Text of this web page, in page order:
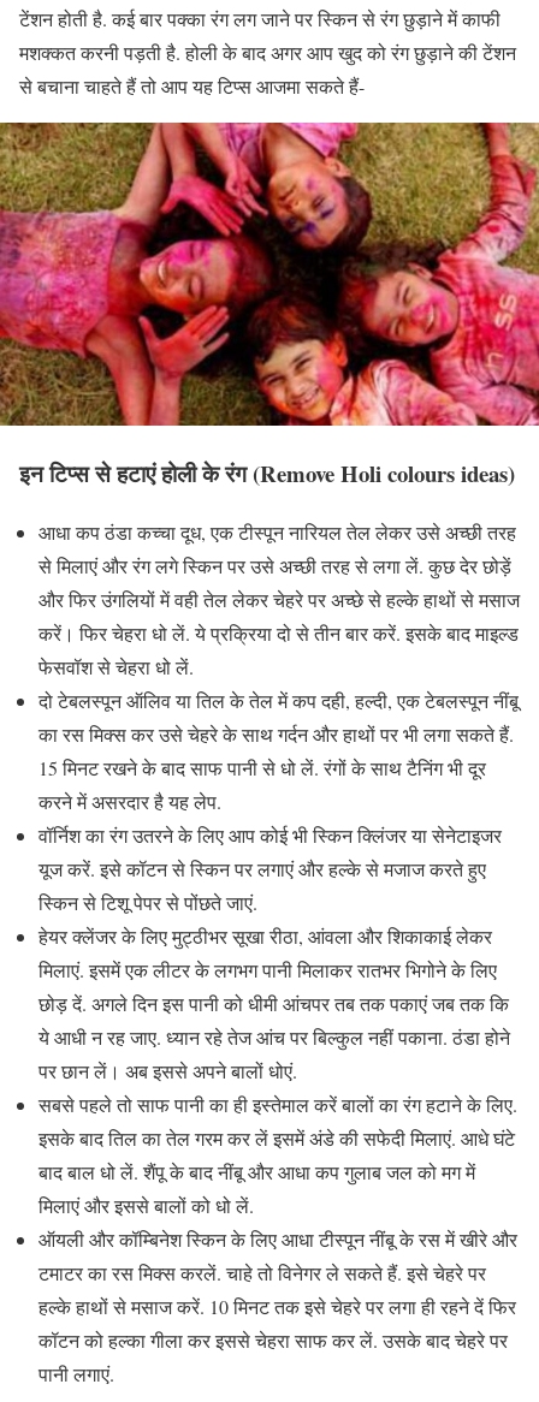
टेंशन होती है. कई बार पक्का रंग लग जाने पर स्किन से रंग छुड़ाने में काफी
मशक्कत करनी पड़ती है. होली के बाद अगर आप खुद को रंग छुड़ाने की टेंशन
से बचाना चाहते हैं तो आप यह टिप्स आजमा सकते हैं-
इन टिप्स से हटाएं होली के रंग(Remove Holi colours ideas)
आधा कप ठंडा कच्चा दूध, एक टीस्पून नारियल तेल लेकर उसे अच्छी तरह
से मिलाएं और रंग लगे स्किन पर उसे अच्छी तरह से लगा लें. कुछ देर छोड़ें
और फिर उंगलियों में वही तेल लेकर चेहरे पर अच्छे से हल्के हाथों से मसाज
करें। फिर चेहरा धो लें. ये प्रक्रिया दो से तीन बार करें. इसके बाद माइल्ड
फेसवॉश से चेहरा धो लें.
दो टेबलस्पून ऑलिव या तिल के तेल में कप दही, हल्दी, एक टेबलस्पून नींबू
का रस मिक्स कर उसे चेहरे के साथ गर्दन और हाथों पर भी लगा सकते हैं.
15 मिनट रखने के बाद साफ पानी से धो लें. रंगों के साथ टैनिंग भी दूर
करने में असरदार है यह लेप.
वॉर्निश का रंग उतरने के लिए आप कोई भी स्किन क्लिंजर या सेनेटाइजर
यूज करें. इसे कॉटन से स्किन पर लगाएं और हल्के से मजाज करते हुए
स्किन से टिशू पेपर से पोंछते जाएं.
हेयर क्लेंजर के लिए मुट्ठीभर सूखा रीठा, आंवला और शिकाकाई लेकर
मिलाएं. इसमें एक लीटर के लगभग पानी मिलाकर रातभर भिगोने के लिए
छोड़ दें. अगले दिन इस पानी को धीमी आंचपर तब तक पकाएं जब तक कि
ये आधी न रह जाए. ध्यान रहे तेज आंच पर बिल्कुल नहीं पकाना. ठंडा होने
पर छान लें। अब इससे अपने बालों धोएं.
सबसे पहले तो साफ पानी का ही इस्तेमाल करें बालों का रंग हटाने के लिए.
इसके बाद तिल का तेल गरम कर लें इसमें अंडे की सफेदी मिलाएं. आधे घंटे
बाद बाल धो लें. शैंपू के बाद नींबू और आधा कप गुलाब जल को मग में
मिलाएं और इससे बालों को धो लें.
ऑयली और कॉम्बिनेश स्किन के लिए आधा टीस्पून नींबू के रस में खीरे और
टमाटर का रस मिक्स करलें. चाहे तो विनेगर ले सकते हैं. इसे चेहरे पर
हल्के हाथों से मसाज करें. 10 मिनट तक इसे चेहरे पर लगा ही रहने दें फिर
कॉटन को हल्का गीला कर इससे चेहरा साफ कर लें. उसके बाद चेहरे पर
पानी लगाएं.